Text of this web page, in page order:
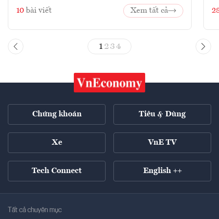
10 bài viết Xem tất cả
1 23 4
Chứng khoán Tiêu & Dùng
Xe VnE TV
Tech Connect English ++
Tất cả chuyên mục